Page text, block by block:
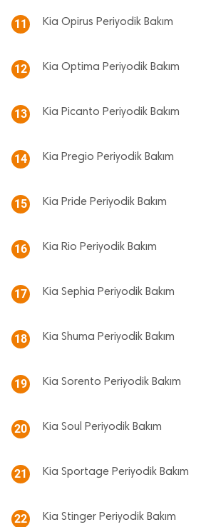
11 Kia Opirus Periyodik Bakım
12 Kia Optima Periyodik Bakım
13 Kia Picanto Periyodik Bakım
14 Kia Pregio Periyodik Bakım
15 Kia Pride Periyodik Bakım
16 Kia Rio Periyodik Bakım
17 Kia Sephia Periyodik Bakım
18 Kia Shuma Periyodik Bakım
19 Kia Sorento Periyodik Bakım
20 Kia Soul Periyodik Bakım
21 Kia Sportage Periyodik Bakım
22 Kia Stinger Periyodik Bakım